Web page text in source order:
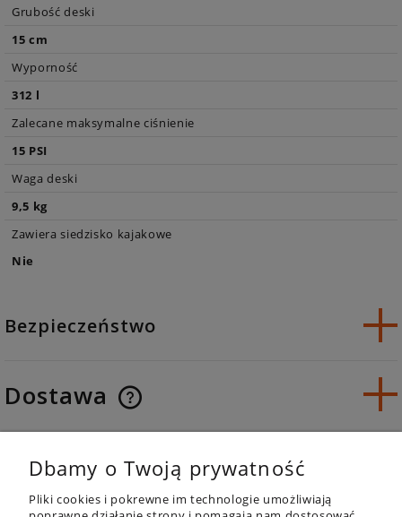
Grubość deski
15 cm
Wyporność
312 l
Zalecane maksymalne ciśnienie
15 PSI
Waga deski
9,5 kg
Zawiera siedzisko kajakowe
Nie
Bezpieczeństwo
Dostawa
Opinie o produkcie (0)
Dbamy o Twoją prywatność
Pliki cookies i pokrewne im technologie umożliwiają